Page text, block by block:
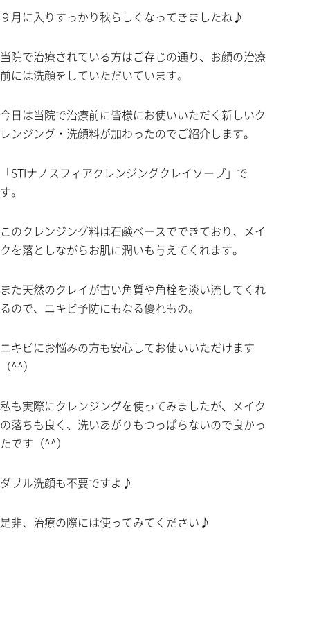
９月に入りすっかり秋らしくなってきましたね♪
当院で治療されている方はご存じの通り、お顔の治療
前には洗顔をしていただいています。
今日は当院で治療前に皆様にお使いいただく新しいク
レンジング・洗顔料が加わったのでご紹介します。
「STIナノスフィアクレンジングクレイソープ」で
す。
このクレンジング料は石鹸ベースでできており、メイ
クを落としながらお肌に潤いも与えてくれます。
また天然のクレイが古い角質や角栓を淡い流してくれ
るので、ニキビ予防にもなる優れもの。
ニキビにお悩みの方も安心してお使いいただけます
（^^）
私も実際にクレンジングを使ってみましたが、メイク
の落ちも良く、洗いあがりもつっぱらないので良かっ
たです（^^）
ダブル洗顔も不要ですよ♪
是非、治療の際には使ってみてください♪